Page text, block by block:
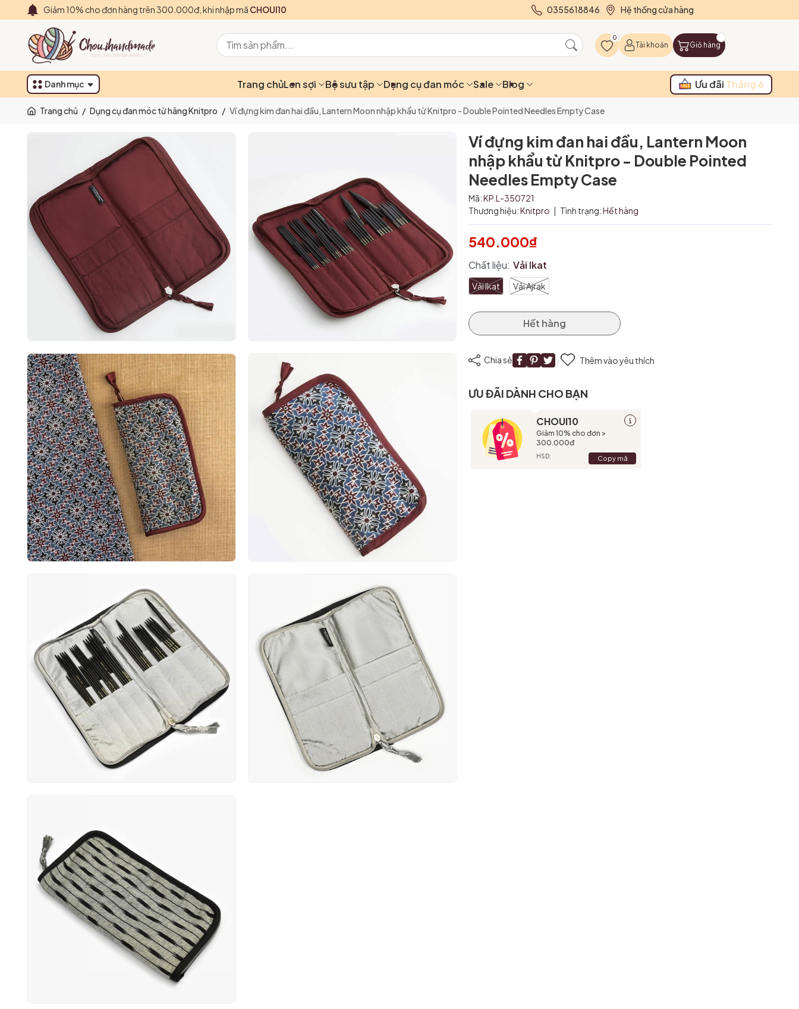
Giảm 10% cho đơn hàng trên 300.000đ, khi nhập mã CHOUI10 0355618846 Hệ thống cửa hàng
0
Tài khoản Giỏ hàng
Danh mục Trang chủLen sợi Bộ sưu tập Dụng cụ đan móc Sale Blog Ưu đãi Tháng 6
Trang chủ / Dụng cụ đan móc từ hãng Knitpro / Ví đựng kim đan hai đầu, Lantern Moon nhập khẩu từ Knitpro - Double Pointed Needles Empty Case
Ví đựng kim đan hai đầu, Lantern Moon
nhập khẩu từ Knitpro - Double Pointed
Needles Empty Case
Mã:KP.L-350721
Thương hiệu:Knitpro | Tình trạng:Hết hàng
540.000₫
Chất liệu: Vải Ikat
Vải Ikat Vải Ajrak
Hết hàng
Chia sẻ Thêm vào yêu thích
ƯU ĐÃI DÀNH CHO BẠN
CHOUI10
Giảm 10% cho đơn >
300.000đ
HSD: Copy mã
Mã giảm giá:
Ngày hết hạn:
Điều kiện: